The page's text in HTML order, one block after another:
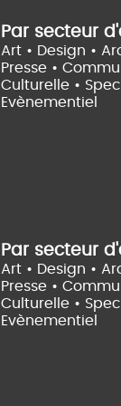
Par secteur
Art • Design •
Presse •
Culturelle •
Evènementiel
Par secteur
Art • Design •
Presse •
Culturelle •
Evènementiel